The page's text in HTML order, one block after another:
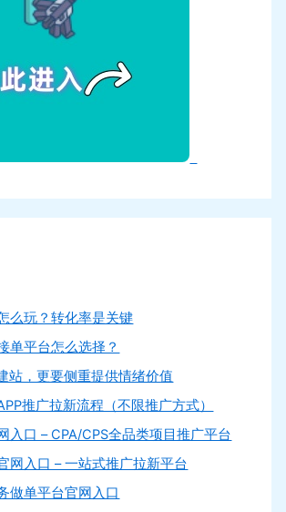
么玩？转化率是关键
单平台怎么选择？
站，更要侧重提供情绪价值
推广拉新流程（不限推广方式）
入口 – CPA/CPS全品类项目推广平台
网入口 – 一站式推广拉新平台
做单平台官网入口